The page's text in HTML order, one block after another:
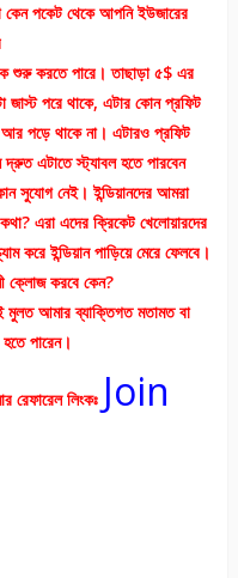
পকেট থেকে আপনি ইউজারের
শুরু করতে পারে। তাছাড়া ৫$ এর
জাস্ট পরে থাকে, এটার কোন প্রফিট
পড়ে থাকে না। এটারও প্রফিট
এটাতে স্ট্যাবল হতে পারবেন
সুযোগ নেই। ইন্ডিয়ানদের আমরা
এরা এদের ক্রিকেট খেলোয়ারদের
করে ইন্ডিয়ান পাড়িয়ে মেরে ফেলবে।
ক্লোজ করবে কেন?
মুলত আমার ব্যাক্তিগত মতামত বা
পারেন।
রেফারেল লিংকঃ Join